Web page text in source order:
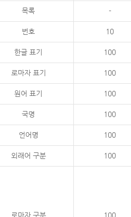
목록 -
번호 10
한글 표기 100
로마자 표기 100
원어 표기 100
국명 100
언어명 100
외래어 구분 100
로마자 구분 100